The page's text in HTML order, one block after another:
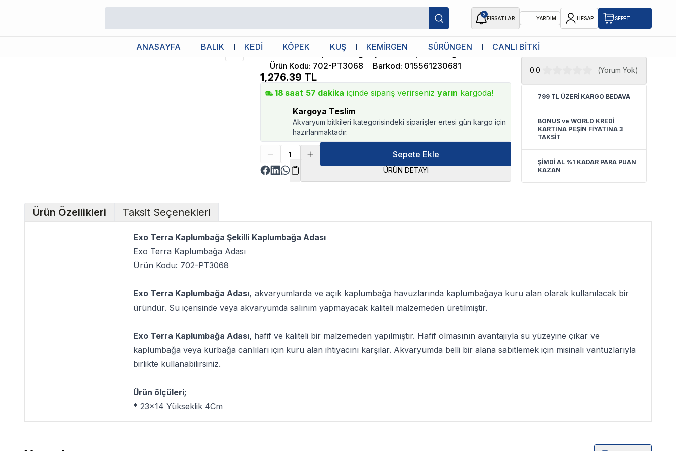
2
FIRSATLAR YARDIM HESAP SEPET
ANASAYFA BALIK KEDİ KÖPEK KUŞ KEMİRGEN SÜRÜNGEN CANLI BİTKİ
Exo Terra
Exo Terra Kaplumbağa Şekilli Kaplumbağa Adası
Ürün Kodu: 702-PT3068 Barkod: 015561230681
1,276.39 TL
18 saat 57 dakika içinde sipariş verirseniz yarın kargoda!
Kargoya Teslim
Akvaryum bitkileri kategorisindeki siparişler ertesi gün kargo için
hazırlanmaktadır.
Sepete Ekle
ÜRÜN DETAYI
★ Atakan Petshop,
satıcısıdır.
0.0 (Yorum Yok)
799 TL ÜZERİ KARGO BEDAVA
BONUS ve WORLD KREDİ
KARTINA PEŞİN FİYATINA 3
TAKSİT
ŞİMDİ AL %1 KADAR PARA PUAN
KAZAN
Ürün Özellikleri Taksit Seçenekleri
Exo Terra Kaplumbağa Şekilli Kaplumbağa Adası
Exo Terra Kaplumbağa Adası
Ürün Kodu: 702-PT3068
Exo Terra Kaplumbağa Adası, akvaryumlarda ve açık kaplumbağa havuzlarında kaplumbağaya kuru alan olarak kullanılacak bir
üründür. Su içerisinde veya akvaryumda salınım yapmayacak kaliteli malzemeden üretilmiştir.
Exo Terra Kaplumbağa Adası, hafif ve kaliteli bir malzemeden yapılmıştır. Hafif olmasının avantajıyla su yüzeyine çıkar ve
kaplumbağa veya kurbağa canlıları için kuru alan ihtiyacını karşılar. Akvaryumda belli bir alana sabitlemek için misinalı vantuzlarıyla
birlikte kullanabilirsiniz.
Ürün ölçüleri;
* 23x14 Yükseklik 4Cm